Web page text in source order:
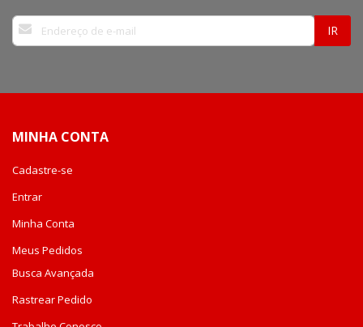
Inscreva-
se
na
IR
MINHA CONTA
Cadastre-se
Entrar
Minha Conta
Meus Pedidos
Busca Avançada
Rastrear Pedido